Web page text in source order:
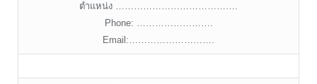
ตำแหน่ง ………………………………….
Phone: …………………….
Email:……………………….